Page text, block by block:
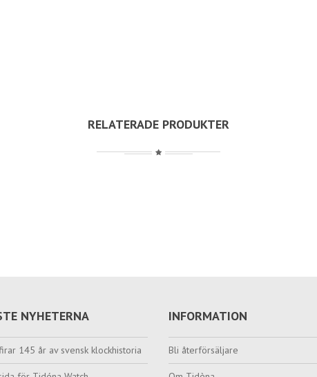
RELATERADE PRODUKTER
NYHETERNA
145 år av svensk klockhistoria
INFORMATION
Bli återförsäljare